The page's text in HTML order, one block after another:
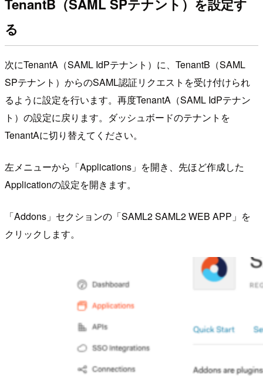
TenantB（SAML SPテナント）を設定す
る
次にTenantA（SAML IdPテナント）に、TenantB（SAML
SPテナント）からのSAML認証リクエストを受け付けられ
るように設定を行います。再度TenantA（SAML IdPテナン
ト）の設定に戻ります。ダッシュボードのテナントを
TenantAに切り替えてください。
左メニューから「Applications」を開き、先ほど作成した
Applicationの設定を開きます。
「Addons」セクションの「SAML2 SAML2 WEB APP」を
クリックします。